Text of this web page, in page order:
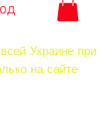
Украине при
на сайте